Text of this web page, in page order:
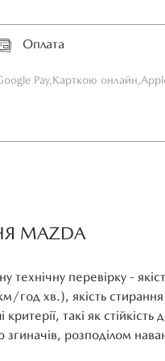
Оплата
Pay,Карткою онлайн,
MAZDA
перевірку -
хв.), якість стирання
такі як
розподілом